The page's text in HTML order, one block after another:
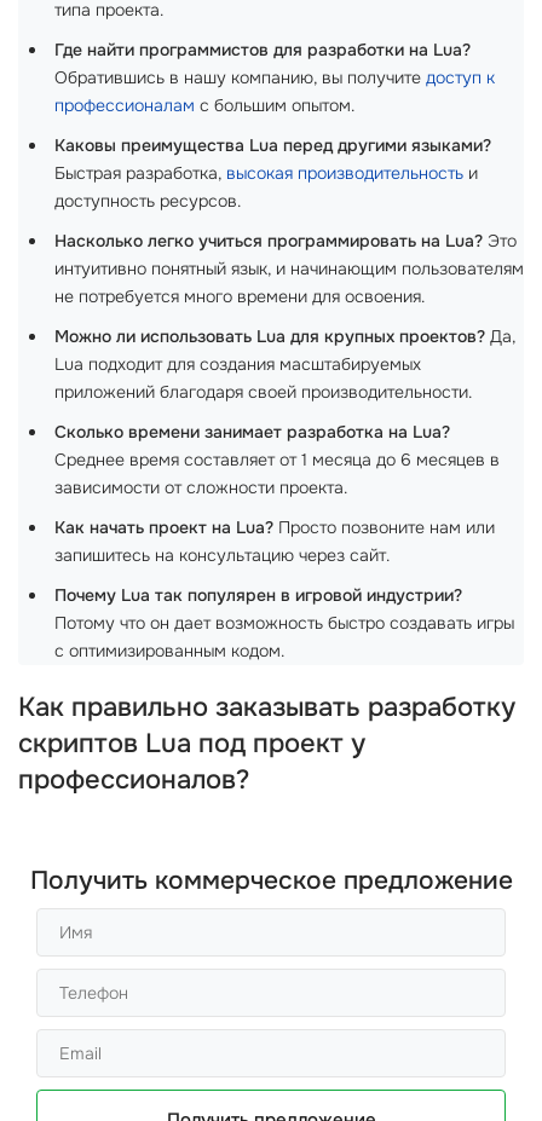
типа проекта.
Где найти программистов для разработки на Lua?
Обратившись в нашу компанию, вы получите доступ к
профессионалам с большим опытом.
Каковы преимущества Lua перед другими языками?
Быстрая разработка, высокая производительность и
доступность ресурсов.
Насколько легко учиться программировать на Lua? Это
интуитивно понятный язык, и начинающим пользователям
не потребуется много времени для освоения.
Можно ли использовать Lua для крупных проектов? Да,
Lua подходит для создания масштабируемых
приложений благодаря своей производительности.
Сколько времени занимает разработка на Lua?
Среднее время составляет от 1 месяца до 6 месяцев в
зависимости от сложности проекта.
Как начать проект на Lua? Просто позвоните нам или
запишитесь на консультацию через сайт.
Почему Lua так популярен в игровой индустрии?
Потому что он дает возможность быстро создавать игры
с оптимизированным кодом.
Как правильно заказывать разработку
скриптов Lua под проект у
профессионалов?
Получить коммерческое предложение